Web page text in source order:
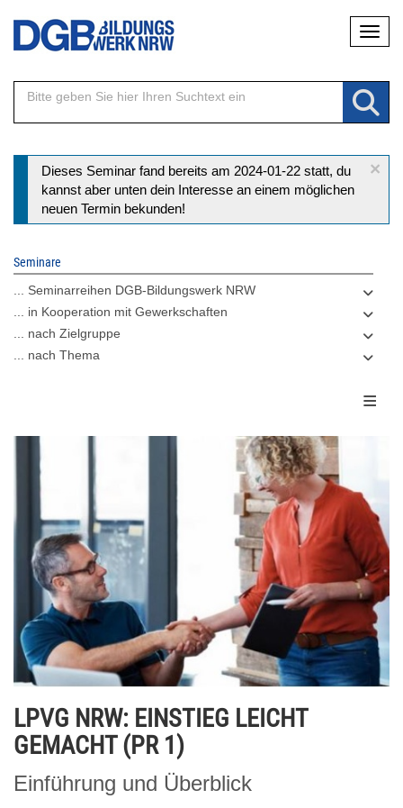
Direkt
Inhalt
×
Statusmeldung
Dieses Seminar fand bereits am 2024-01-22 statt, du
kannst aber unten dein Interesse an einem möglichen
neuen Termin bekunden!
Seminare
... Seminarreihen DGB-Bildungswerk NRW
... in Kooperation mit Gewerkschaften
... nach Zielgruppe
... nach Thema
LPVG NRW: EINSTIEG LEICHT
GEMACHT (PR 1)
Einführung und Überblick